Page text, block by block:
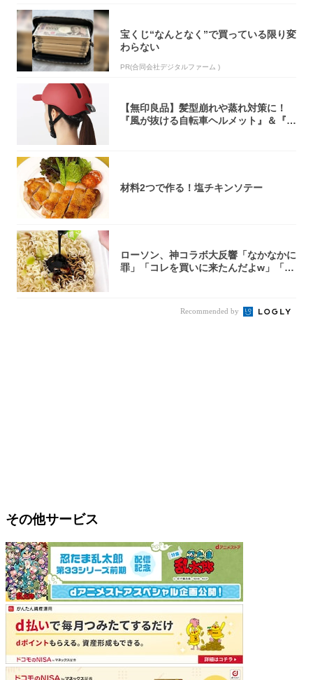
宝くじ“なんとなく”で買っている限り変
わらない
PR(合同会社デジタルファーム )
【無印良品】髪型崩れや蒸れ対策に！
『風が抜ける自転車ヘルメット』＆『2
材料2つで作る！塩チキンソテー
ローソン、神コラボ大反響「なかなかに
罪」「コレを買いに来たんだよw」「３
Recommended by
その他サービス